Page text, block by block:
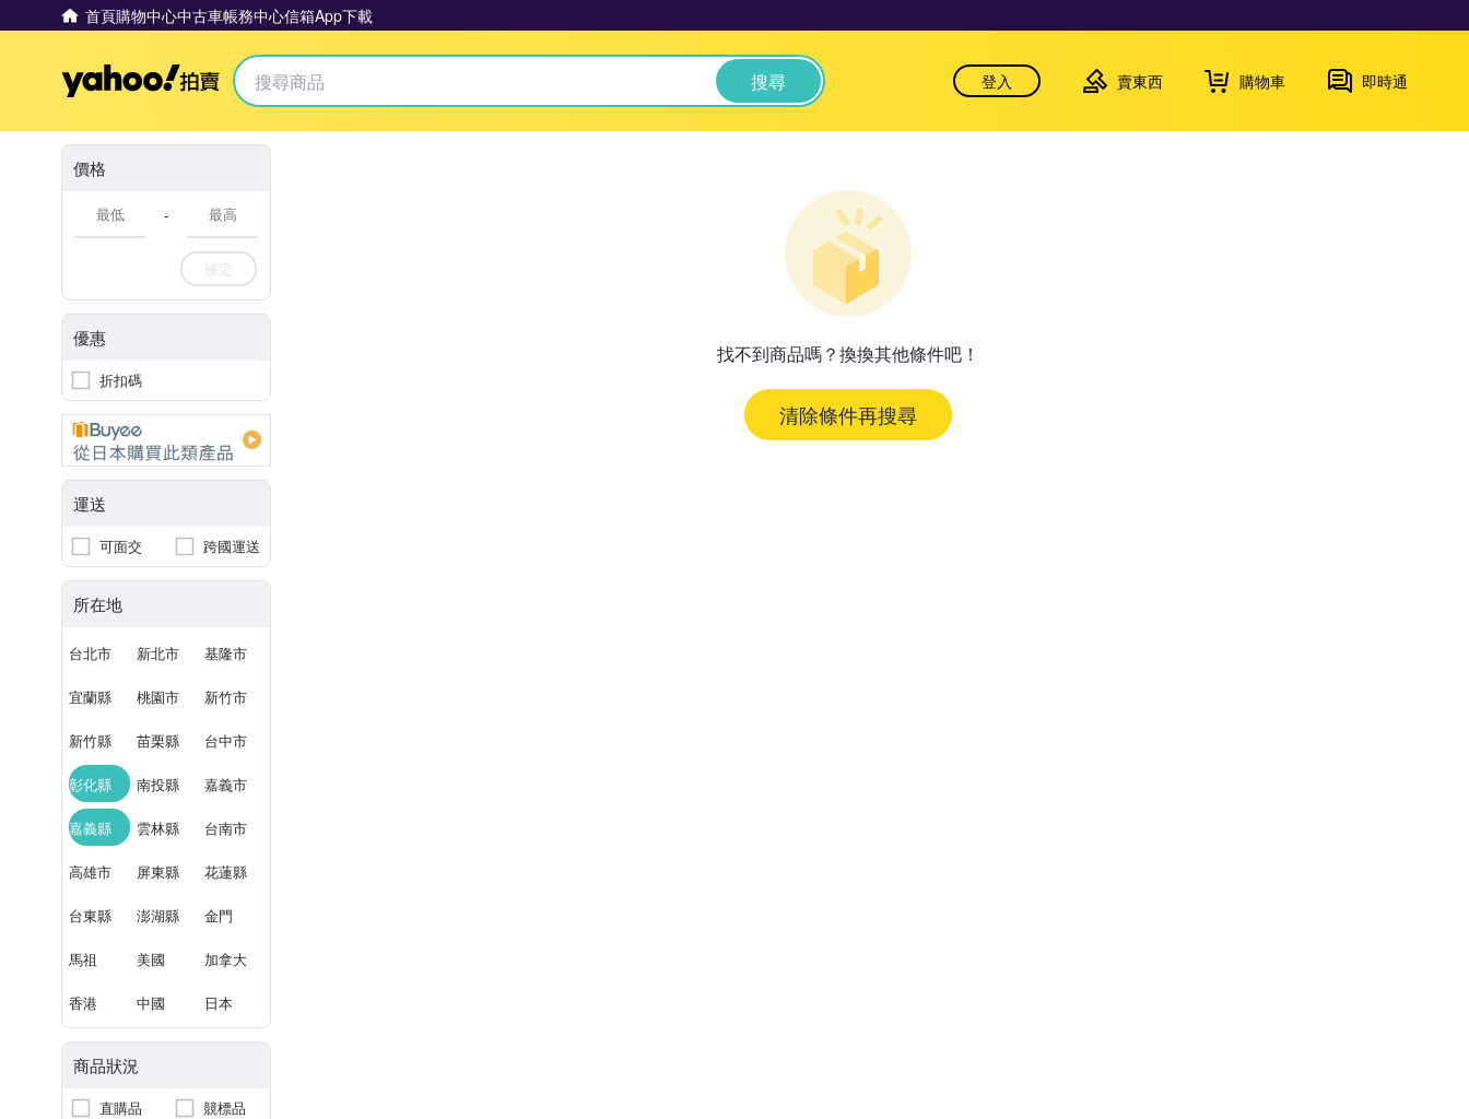
首頁購物中心中古車帳務中心信箱App下載
Yahoo拍賣 搜尋 登入 賣東西 購物車 即時通
價格
-
確定
優惠
折扣碼
運送
可面交 跨國運送
所在地
台北市 新北市 基隆市
宜蘭縣 桃園市 新竹市
新竹縣 苗栗縣 台中市
彰化縣 南投縣 嘉義市
嘉義縣 雲林縣 台南市
高雄市 屏東縣 花蓮縣
台東縣 澎湖縣 金門
馬祖 美國 加拿大
香港 中國 日本
商品狀況
直購品
競標品
找不到商品嗎？換換其他條件吧！
清除條件再搜尋